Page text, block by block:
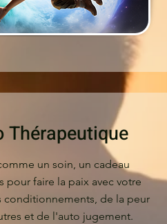
Thérapeutique
un soin, un cadeau
pour faire la paix avec votre
conditionnements, de la peur
et de l'auto jugement.